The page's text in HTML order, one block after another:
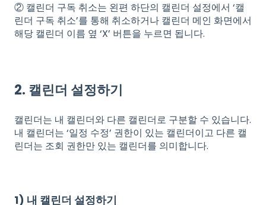
② 캘린더 구독 취소는 왼편 하단의 캘린더 설정에서 ‘캘
린더 구독 취소’를 통해 취소하거나 캘린더 메인 화면에서
해당 캘린더 이름 옆 ‘X’ 버튼을 누르면 됩니다.
2. 캘린더 설정하기
캘린더는 내 캘린더와 다른 캘린더로 구분할 수 있습니다.
내 캘린더는 ‘일정 수정’ 권한이 있는 캘린더이고 다른 캘
린더는 조회 권한만 있는 캘린더를 의미합니다.
1) 내 캘린더 설정하기